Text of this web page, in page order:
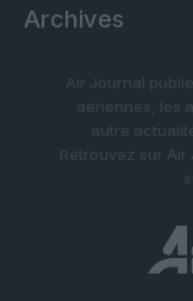
Archives